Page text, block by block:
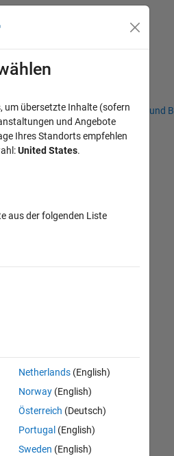
Niederlassungen Studierende und
Canvas-
um übersetzte Inhalte (sofern
und Angebote
Ihres Standorts empfehlen
United States.
aus der folgenden Liste
Netherlands(English)
Norway(English)
Österreich (Deutsch)
Portugal (English)
Sweden (English)